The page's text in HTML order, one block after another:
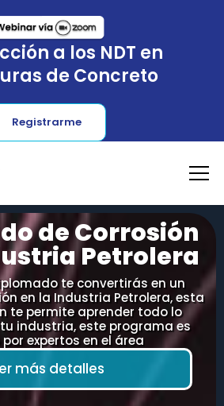
a los NDT en
de Concreto
Registrarme
de Corrosión
Petrolera
te convertirás en un
en la Industria Petrolera, esta
te permite aprender todo lo
industria, este programa es
expertos en el área
más detalles